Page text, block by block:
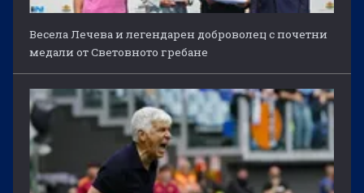
Весела Лечева и легендарен доброволец с почетни
медали от Световното гребане